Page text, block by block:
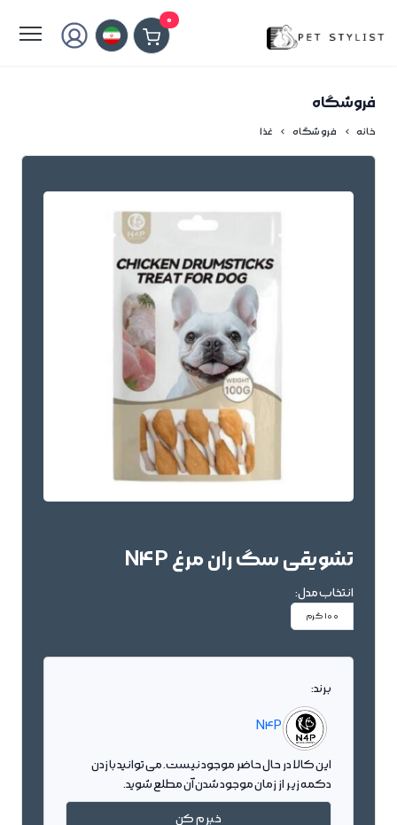
0
فروشگاه
خانه فروشگاه غذا
تشویقی سگ ران مرغ N4P
انتخاب مدل:
100 گرم
برند:
N4P
این کالا در حال حاضر موجود نیست. می توانید با زدن
دکمه زیر از زمان موجود شدن آن مطلع شوید.
خبرم کن